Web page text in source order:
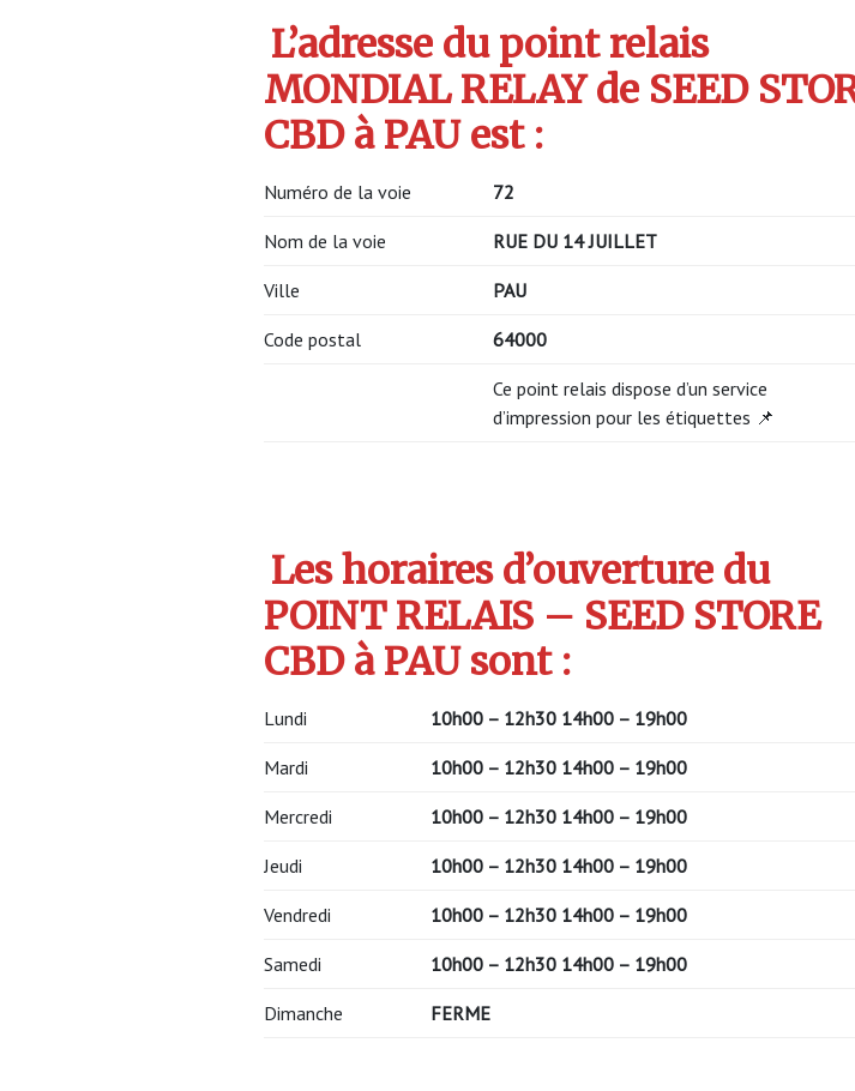
L’adresse du point relais
MONDIAL RELAY de SEED
CBD à PAU est :
Numéro de la voie 72
Nom de la voie RUE DU 14 JUILLET
Ville PAU
Code postal 64000
Ce point relais dispose d’un service
d’impression pour les étiquettes 📌
Les horaires d’ouverture du
POINT RELAIS – SEED STORE
CBD à PAU sont :
Lundi 10h00 – 12h30 14h00 – 19h00
Mardi 10h00 – 12h30 14h00 – 19h00
Mercredi 10h00 – 12h30 14h00 – 19h00
Jeudi 10h00 – 12h30 14h00 – 19h00
Vendredi 10h00 – 12h30 14h00 – 19h00
Samedi 10h00 – 12h30 14h00 – 19h00
Dimanche FERME